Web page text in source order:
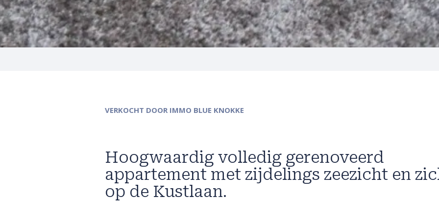
Hoogwaardig volledig gerenoveerd
appartement met zijdelings zeezicht en
op de Kustlaan.
VERKOCHT DOOR IMMO BLUE KNOKKE